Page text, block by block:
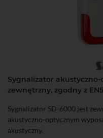
Sygnalizator akustyczno-
zewnętrzny, zgodny z
Sygnalizator SD-6000 jest
akustyczno-optycznym
akustyczny.